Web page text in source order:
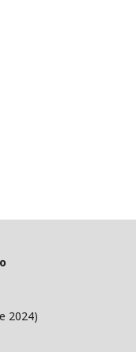
2024)